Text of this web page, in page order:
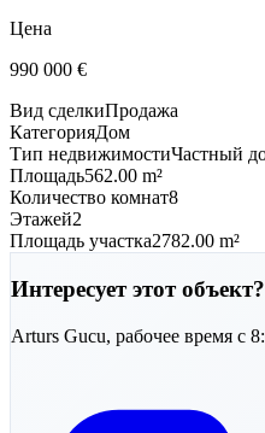
Цена
990 000 €
Вид сделкиПродажа
КатегорияДом
Тип недвижимостиЧастный
Площадь562.00 m²
Количество комнат8
Этажей2
Площадь участка2782.00 m²
Интересует этот объект?
Arturs Gucu, рабочее время с